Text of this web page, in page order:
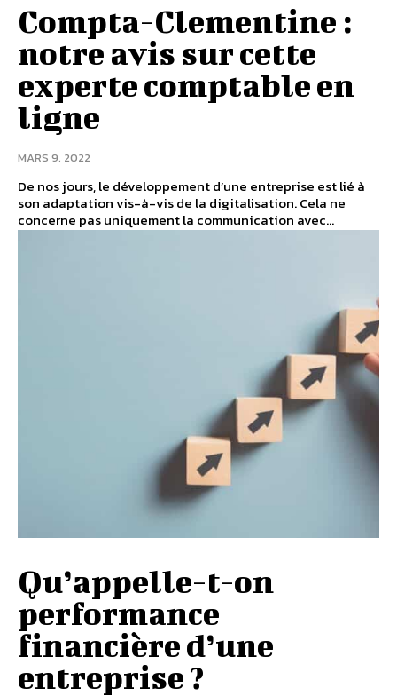
Compta-Clementine :
notre avis sur cette
experte comptable en
ligne
MARS 9, 2022
De nos jours, le développement d’une entreprise est lié à
son adaptation vis-à-vis de la digitalisation. Cela ne
concerne pas uniquement la communication avec...
Qu’appelle-t-on
performance
financière d’une
entreprise ?